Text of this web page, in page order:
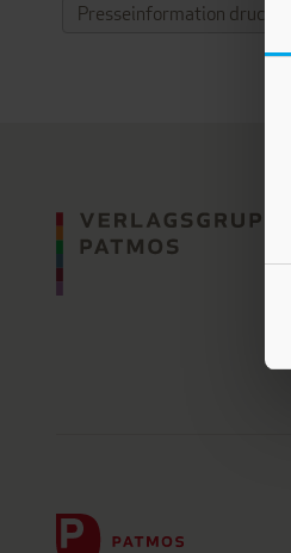
Presseinformation drucken